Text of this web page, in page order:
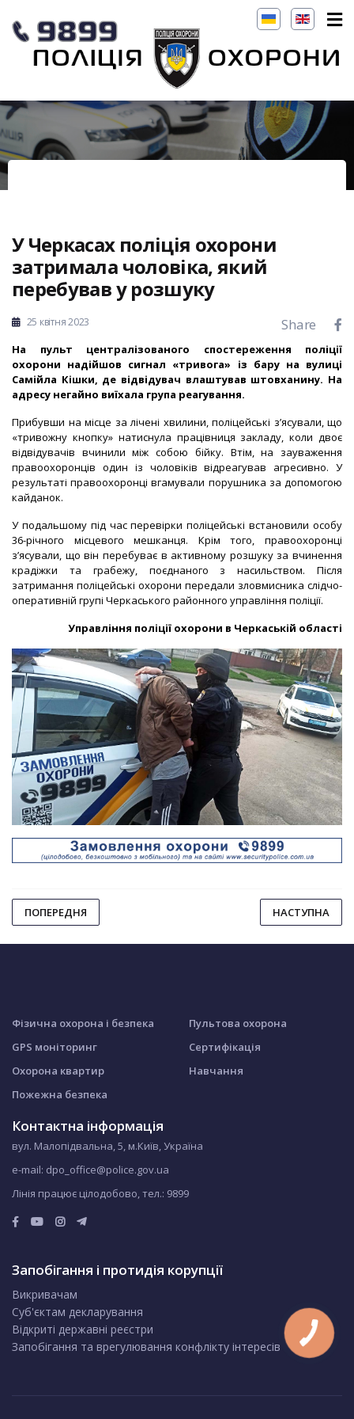
У Черкасах поліція охорони
затримала чоловіка, який
перебував у розшуку
25 квітня 2023 Share
На пульт централізованого спостереження поліції
охорони надійшов сигнал «тривога» із бару на вулиці
Самійла Кішки, де відвідувач влаштував штовханину. На
адресу негайно виїхала група реагування.
Прибувши на місце за лічені хвилини, поліцейські з’ясували, що
«тривожну кнопку» натиснула працівниця закладу, коли двоє
відвідувачів вчинили між собою бійку. Втім, на зауваження
правоохоронців один із чоловіків відреагував агресивно. У
результаті правоохоронці вгамували порушника за допомогою
кайданок.
У подальшому під час перевірки поліцейські встановили особу
36-річного місцевого мешканця. Крім того, правоохоронці
з’ясували, що він перебуває в активному розшуку за вчинення
крадіжки та грабежу, поєднаного з насильством. Після
затримання поліцейські охорони передали зловмисника слідчо-
оперативній групі Черкаського районного управління поліції.
Управління поліції охорони в Черкаській області
ПОПЕРЕДНЯ НАСТУПНА
Фізична охорона і безпека
GPS моніторинг
Охорона квартир
Пожежна безпека
Пультова охорона
Сертифікація
Навчання
Контактна інформація
вул. Малопідвальна, 5, м.Київ, Україна
e-mail: dpo_office@police.gov.ua
Лінія працює цілодобово, тел.: 9899
Запобігання і протидія корупції
Викривачам
Суб'єктам декларування
Відкриті державні реєстри
Запобігання та врегулювання конфлікту інтересів